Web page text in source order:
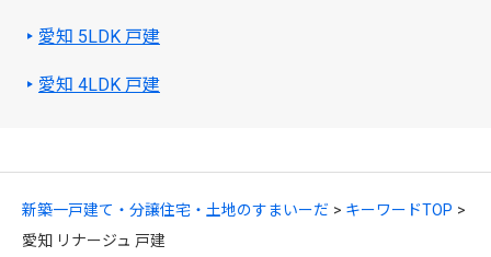
新築一戸建て・分譲住宅・土地のすまいーだ
キーワードTOP
愛知 リナージュ 戸建
愛知 5LDK 戸建
愛知 4LDK 戸建